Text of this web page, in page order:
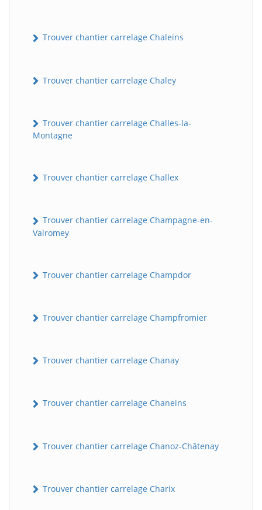
Trouver chantier carrelage Chaleins
Trouver chantier carrelage Chaley
Trouver chantier carrelage Challes-la-
Montagne
Trouver chantier carrelage Challex
Trouver chantier carrelage Champagne-en-
Valromey
Trouver chantier carrelage Champdor
Trouver chantier carrelage Champfromier
Trouver chantier carrelage Chanay
Trouver chantier carrelage Chaneins
Trouver chantier carrelage Chanoz-Châtenay
Trouver chantier carrelage Charix